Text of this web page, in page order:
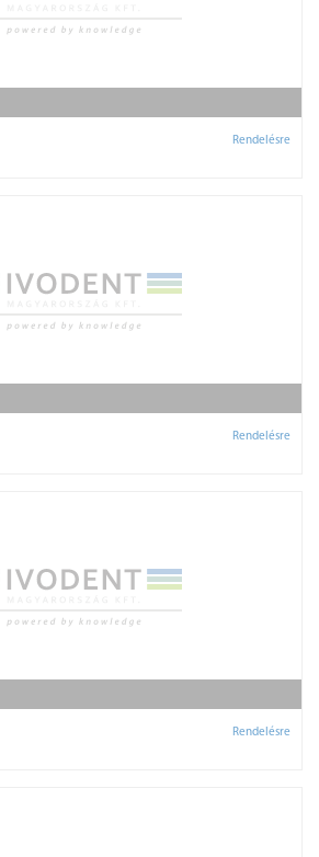
Rendelésre
Rendelésre
Rendelésre